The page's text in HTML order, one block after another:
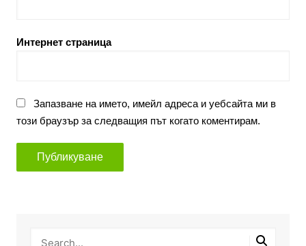
Интернет страница
Запазване на името, имейл адреса и уебсайта ми в
този браузър за следващия път когато коментирам.